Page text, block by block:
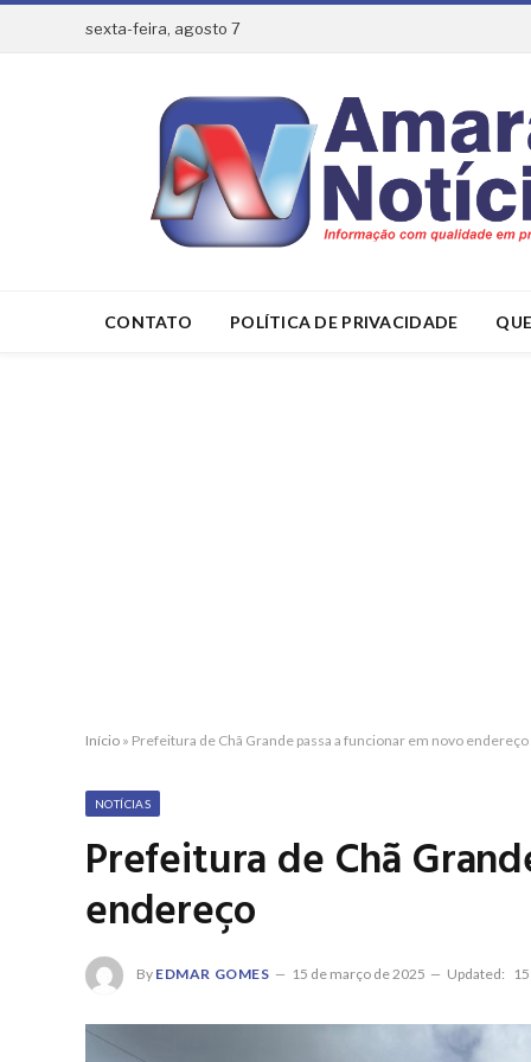
sexta-feira, agosto 7
CONTATO POLÍTICA DE PRIVACIDADE
Início » Prefeitura de Chã Grande passa a funcionar em novo endereço
NOTÍCIAS
Prefeitura de Chã
endereço
By EDMAR GOMES 15 de março de 2025 Updated: